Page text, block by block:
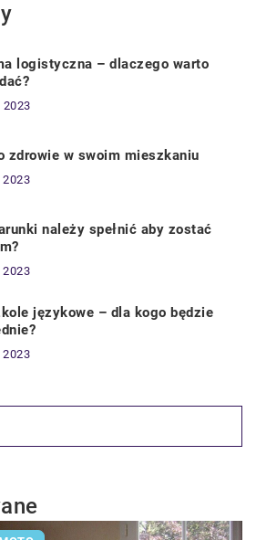
logistyczna – dlaczego warto
2023
zdrowie w swoim mieszkaniu
należy spełnić aby zostać
językowe – dla kogo będzie